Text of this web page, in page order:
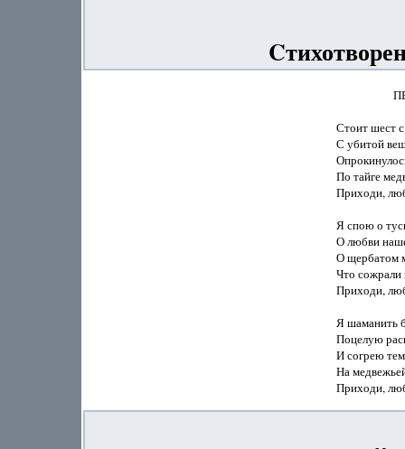
Стоит шест с
С убитой
По тайге
Приходи,
Я спою о
О любви
О щербатом
Что сожрали
Приходи,
Я шаманить
Поцелую
И согрею
На